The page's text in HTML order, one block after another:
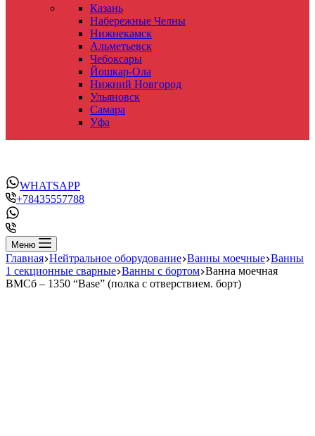
Казань
Набережные Челны
Нижнекамск
Альметьевск
Чебоксары
Йошкар-Ола
Нижний Новгород
Ульяновск
Самара
Уфа
WHATSAPP
+78435557788
Меню
Главная Нейтральное оборудование Ванны моечные Ванны
1 секционные сварные Ванны с бортом Ванна моечная
ВМСб – 1350 “Base” (полка с отверствием. борт)